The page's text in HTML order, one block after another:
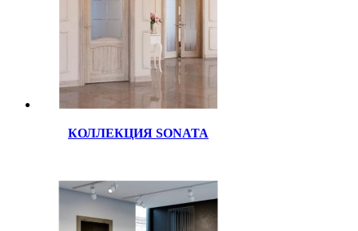
КОЛЛЕКЦИЯ SONATA